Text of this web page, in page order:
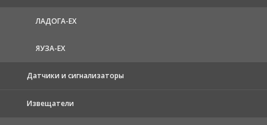
ЛАДОГА-EX
ЯУЗА-ЕХ
Датчики и сигнализаторы
Извещатели